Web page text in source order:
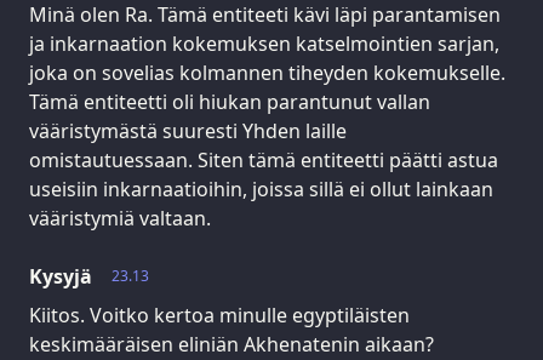
Minä olen Ra. Tämä entiteeti kävi läpi parantamisen
ja inkarnaation kokemuksen katselmointien sarjan,
joka on sovelias kolmannen tiheyden kokemukselle.
Tämä entiteetti oli hiukan parantunut vallan
vääristymästä suuresti Yhden laille
omistautuessaan. Siten tämä entiteetti päätti astua
useisiin inkarnaatioihin, joissa sillä ei ollut lainkaan
vääristymiä valtaan.
23.13
Kysyjä
Kiitos. Voitko kertoa minulle egyptiläisten
keskimääräisen eliniän Akhenatenin aikaan?